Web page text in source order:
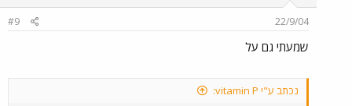
22/9/04
#9
שמעתי גם על
נכתב ע"י vitamin P: